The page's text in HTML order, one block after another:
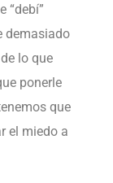
“debí”
demasiado
lo que
ponerle
que
el miedo a